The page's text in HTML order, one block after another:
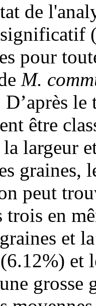
de
pour
M.
être
largeur
graines,
peut
en
et
et
grosse